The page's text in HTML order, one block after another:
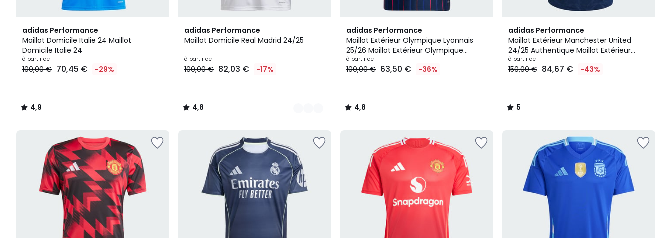
adidas Performance
Maillot Domicile Italie 24 Maillot
Domicile Italie 24
à partir de
100,00 € 70,45 € -29%
4,9
/ 5
4,9
/
adidas Performance
Maillot Domicile Real Madrid 24/25
à partir de
100,00 € 82,03 € -17%
4,8
/ 5
2
Couleurs
4,8
/
adidas Performance
Maillot Extérieur Olympique Lyonnais
25/26 Maillot Extérieur Olympique
Lyonnais 25/26
à partir de
100,00 € 63,50 € -36%
4,8
/ 5
4,8
/
adidas Performance
Maillot Extérieur Manchester United
24/25 Authentique Maillot Extérieur
Manchester United 24/25 Authentique
à partir de
150,00 € 84,67 € -43%
5
/
5
5
/